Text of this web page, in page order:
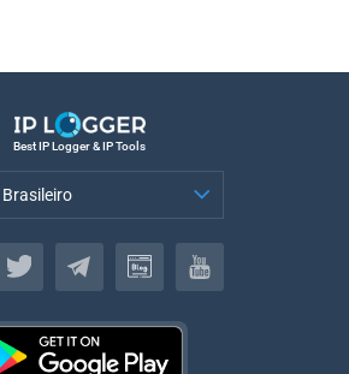
Best IP Logger & IP Tools
Brasileiro
Brasileiro